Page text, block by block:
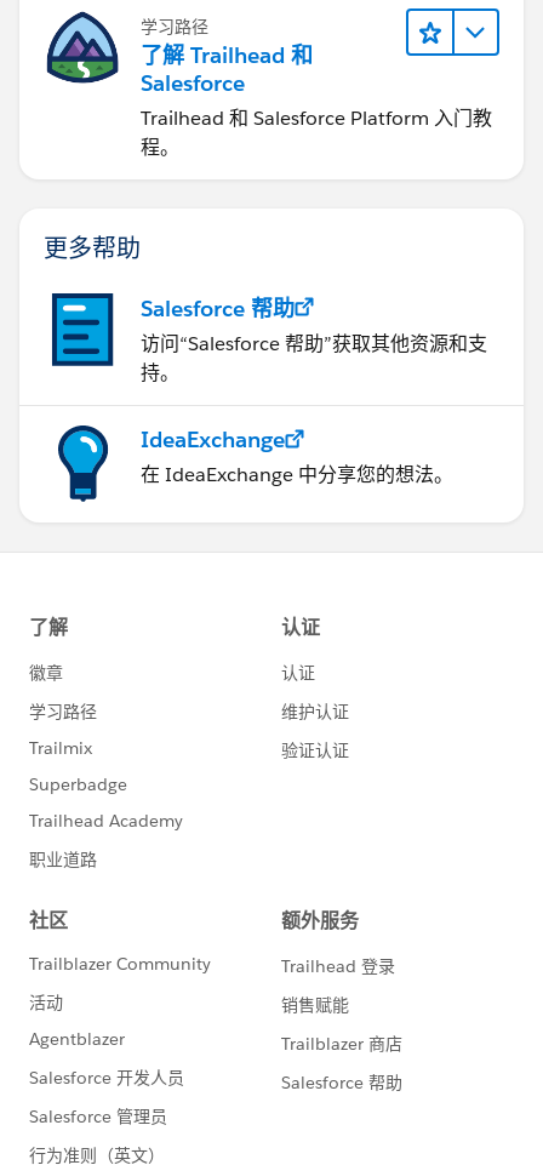
学习路径
了解 Trailhead 和
Salesforce
Trailhead 和 Salesforce Platform 入门教
程。
更多帮助
Salesforce 帮助
访问“Salesforce 帮助”获取其他资源和支
持。
IdeaExchange
在 IdeaExchange 中分享您的想法。